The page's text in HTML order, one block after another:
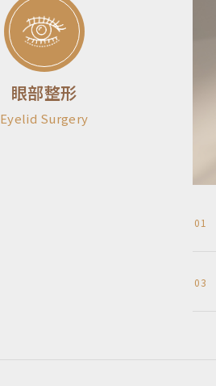
眼部整形
Eyelid Surgery
01
03